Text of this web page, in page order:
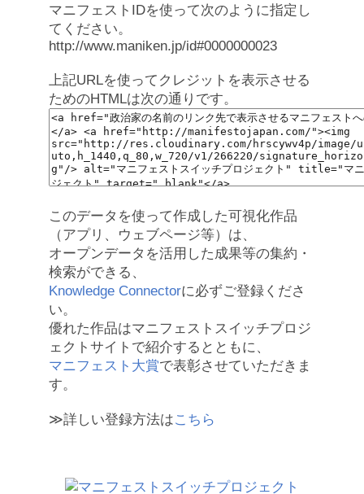
マニフェストIDを使って次のように指定し
てください。
http://www.maniken.jp/id#0000000023
上記URLを使ってクレジットを表示させる
ためのHTMLは次の通りです。
このデータを使って作成した可視化作品
（アプリ、ウェブページ等）は、
オープンデータを活用した成果等の集約・
検索ができる、
Knowledge Connectorに必ずご登録くださ
い。
優れた作品はマニフェストスイッチプロジ
ェクトサイトで紹介するとともに、
マニフェスト大賞で表彰させていただきま
す。
≫詳しい登録方法はこちら